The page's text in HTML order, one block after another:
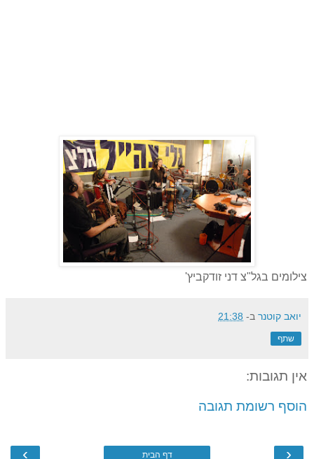
צילומים בגל"צ דני זודקביץ'
יואב קוטנר ב- 21:38
שתף
אין תגובות:
הוסף רשומת תגובה
‹
› דף הבית